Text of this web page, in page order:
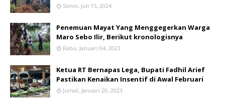
Senin, Juli 15, 2024
Penemuan Mayat Yang Menggegerkan Warga
Maro Sebo Ilir, Berikut kronologisnya
Rabu, Januari 04, 2023
Ketua RT Bernapas Lega, Bupati Fadhil Arief
Pastikan Kenaikan Insentif di Awal Februari
Jumat, Januari 20, 2023